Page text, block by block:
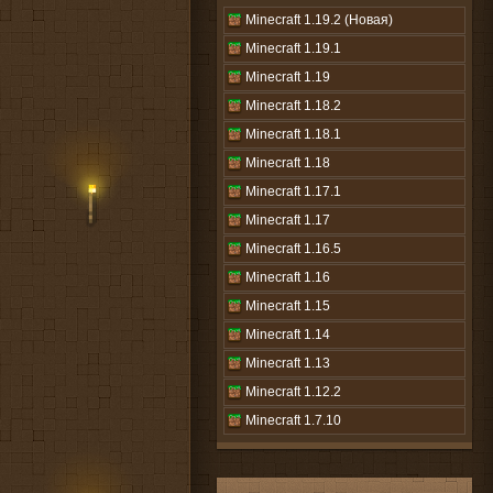
Minecraft 1.19.2 (Новая)
Minecraft 1.19.1
Minecraft 1.19
Minecraft 1.18.2
Minecraft 1.18.1
Minecraft 1.18
Minecraft 1.17.1
Minecraft 1.17
Minecraft 1.16.5
Minecraft 1.16
Minecraft 1.15
Minecraft 1.14
Minecraft 1.13
Minecraft 1.12.2
Minecraft 1.7.10